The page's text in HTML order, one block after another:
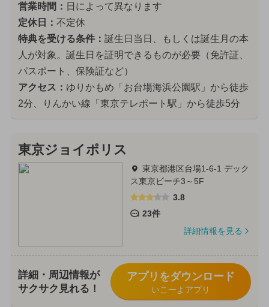
営業時間： 日によって異なります
定休日： 不定休
特典を受ける条件： 誕生日当日、もしくは誕生月の本
人が対象。誕生日を証明できるものが必要（免許証、
パスポート、保険証など）
アクセス： ゆりかもめ「お台場海浜公園駅」から徒歩
2分、りんかい線「東京テレポート駅」から徒歩5分
東京ジョイポリス
東京都港区台場1-6-1 デック
ス東京ビーチ3～5F
3.8
23件
詳細情報を見る
詳細・周辺情報が
サクサク見れる！
アプリをダウンロード
いこーよアプリ